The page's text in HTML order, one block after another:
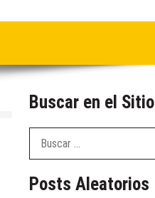
Buscar en el Sitio
Posts Aleatorios